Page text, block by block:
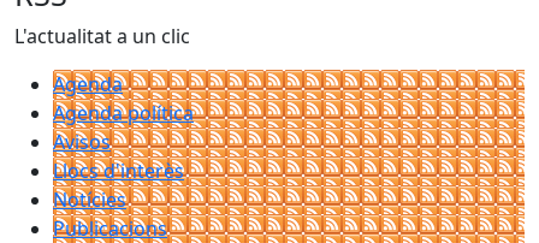
L'actualitat a un clic
Agenda
Agenda política
Avisos
Llocs d'interès
Notícies
Publicacions